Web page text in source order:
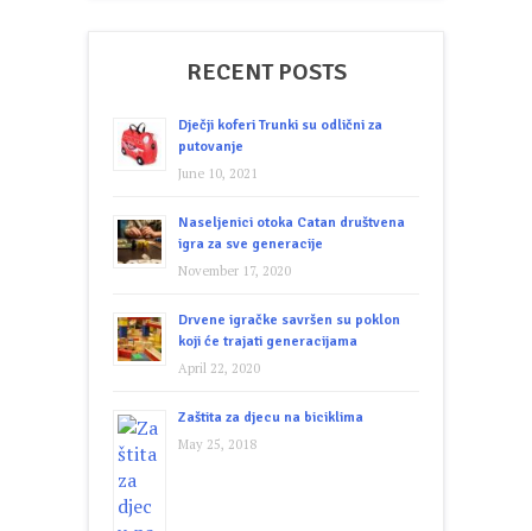
RECENT POSTS
Dječji koferi Trunki su odlični za
putovanje
June 10, 2021
Naseljenici otoka Catan društvena
igra za sve generacije
November 17, 2020
Drvene igračke savršen su poklon
koji će trajati generacijama
April 22, 2020
Zaštita za djecu na biciklima
May 25, 2018